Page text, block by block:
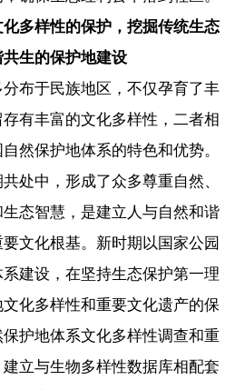
多样性的保护，挖掘传统生态
生的保护地建设
布于民族地区，不仅孕育了丰
有丰富的文化多样性，二者相
然保护地体系的特色和优势。
处中，形成了众多尊重自然、
态智慧，是建立人与自然和谐
文化根基。新时期以国家公园
建设，在坚持生态保护第一理
化多样性和重要文化遗产的保
护地体系文化多样性调查和重
立与生物多样性数据库相配套